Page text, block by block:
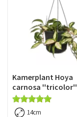
Kamerplant Hoya
carnosa ''tricolor''
14cm